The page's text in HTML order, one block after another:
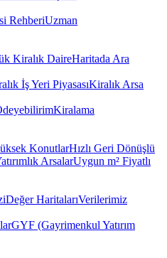
RehberiUzman
Kiralık DaireHaritada Ara
İş Yeri PiyasasıKiralık Arsa
Kiralama
KonutlarHızlı Geri Dönüşlü
ArsalarUygun m² Fiyatlı
Değer HaritalarıVerilerimiz
GYF (Gayrimenkul Yatırım